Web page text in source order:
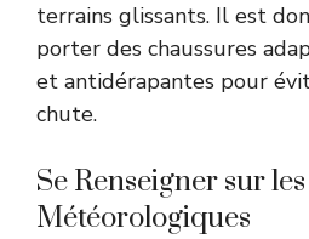
terrains glissants. Il est
porter des chaussures
et antidérapantes pour
chute.
Se Renseigner sur
Météorologiques